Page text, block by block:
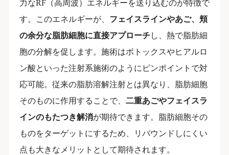
力なRF（高周波）エネルギーを送り込むのが特徴で
す。このエネルギーが、 フェイスラインやあご、頬
の余分な脂肪細胞に直接アプローチし、熱で脂肪細
胞の分解を促します。施術はボトックスやヒアルロ
ン酸といった注射系施術のようにピンポイントで対
応可能。従来の脂肪溶解注射とは異なり、脂肪細胞
そのものに作用することで、 二重あごやフェイスラ
インのもたつき解消が期待できます。脂肪細胞その
ものをターゲットにするため、リバウンドしにくい
点も大きなメリットとして期待されます。